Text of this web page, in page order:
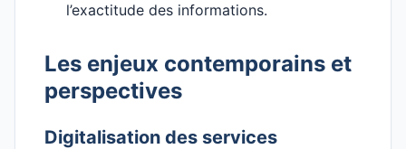
l’exactitude des informations.
Les enjeux contemporains et
perspectives
Digitalisation des services